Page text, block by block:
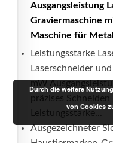
Ausgangsleistung
Graviermaschine
Maschine für
Leistungsstarke
Laserschneider
mW
präzises
Leistungsstarke...
Ausgezeichneter
Durch die weitere
von Cookies